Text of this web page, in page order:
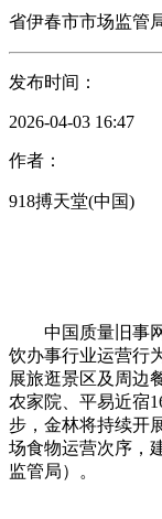
省伊春市市场监管
发布时间：
2026-04-03 16:47
作者：
918搏天堂(中国)
中国质量旧事网
饮办事行业运营行
展旅逛景区及周边
农家院、平易近宿
步，金林将持续开
场食物运营次序，
监管局）。